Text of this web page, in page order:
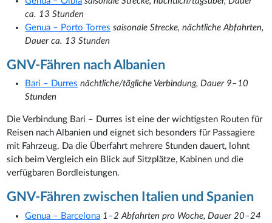
ca. 13 Stunden
Genua – Porto Torres saisonale Strecke, nächtliche Abfahrten,
Dauer ca. 13 Stunden
GNV-Fähren nach Albanien
Bari – Durres nächtliche/tägliche Verbindung, Dauer 9–10
Stunden
Die Verbindung Bari – Durres ist eine der wichtigsten Routen für
Reisen nach Albanien und eignet sich besonders für Passagiere
mit Fahrzeug. Da die Überfahrt mehrere Stunden dauert, lohnt
sich beim Vergleich ein Blick auf Sitzplätze, Kabinen und die
verfügbaren Bordleistungen.
GNV-Fähren zwischen Italien und Spanien
Genua – Barcelona 1–2 Abfahrten pro Woche, Dauer 20–24